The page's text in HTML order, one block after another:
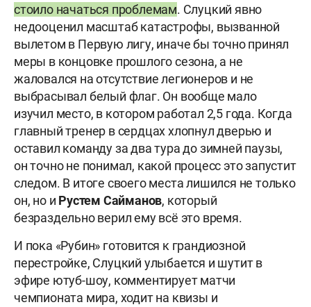
стоило начаться проблемам. Слуцкий явно
недооценил масштаб катастрофы, вызванной
вылетом в Первую лигу, иначе бы точно принял
меры в концовке прошлого сезона, а не
жаловался на отсутствие легионеров и не
выбрасывал белый флаг. Он вообще мало
изучил место, в котором работал 2,5 года. Когда
главный тренер в сердцах хлопнул дверью и
оставил команду за два тура до зимней паузы,
он точно не понимал, какой процесс это запустит
следом. В итоге своего места лишился не только
он, но и Рустем Сайманов, который
безраздельно верил ему всё это время.
И пока «Рубин» готовится к грандиозной
перестройке, Слуцкий улыбается и шутит в
эфире ютуб-шоу, комментирует матчи
чемпионата мира, ходит на квизы и